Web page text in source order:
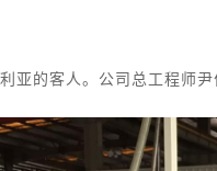
客人。公司总工程师尹